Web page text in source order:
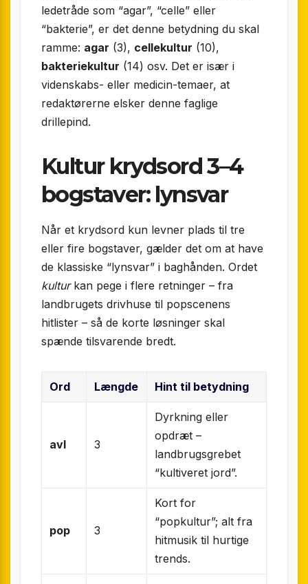
ledetråde som “agar”, “celle” eller
“bakterie”, er det denne betydning du skal
ramme: agar (3), cellekultur (10),
bakteriekultur (14) osv. Det er især i
videnskabs- eller medicin-temaer, at
redaktørerne elsker denne faglige
drillepind.
Kultur krydsord 3–4
bogstaver: lynsvar
Når et krydsord kun levner plads til tre
eller fire bogstaver, gælder det om at have
de klassiske “lyn­svar” i baghånden. Ordet
kulturkan pege i flere retninger – fra
landbrugets drivhuse til popscenens
hitlister – så de korte løsninger skal
spænde tilsvarende bredt.
Ord Længde Hint til betydning
avl 3
Dyrkning eller
opdræt –
landbrugsgrebet
“kultiveret jord”.
pop 3
Kort for
“popkultur”; alt fra
hitmusik til hurtige
trends.